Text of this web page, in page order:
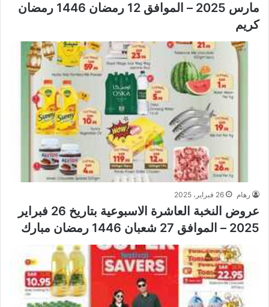
مارس 2025 – الموافق 12 رمضان 1446 رمضان
كريم
رهام 26 فبراير، 2025
عروض النخبة العاشرة الاسبوعية بتاريخ 26 فبراير
2025 – الموافق 27 شعبان 1446 رمضان مبارك